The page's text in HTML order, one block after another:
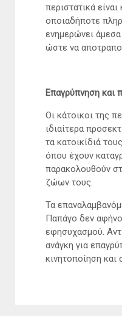
περιστατικά
οποιαδήποτε
ενημερώνει
ώστε να
Επαγρύπνηση και
Οι κάτοικοι της
ιδιαίτερα
τα κατοικίδιά
όπου έχουν
παρακολουθούν
ζώων τους.
Τα
Παπάγο δεν
εφησυχασμού.
ανάγκη για
κινητοποίηση και